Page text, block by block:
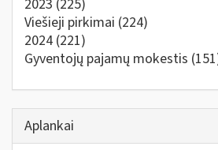
2023 (225)
Viešieji pirkimai (224)
2024 (221)
Gyventojų pajamų mokestis
Aplankai